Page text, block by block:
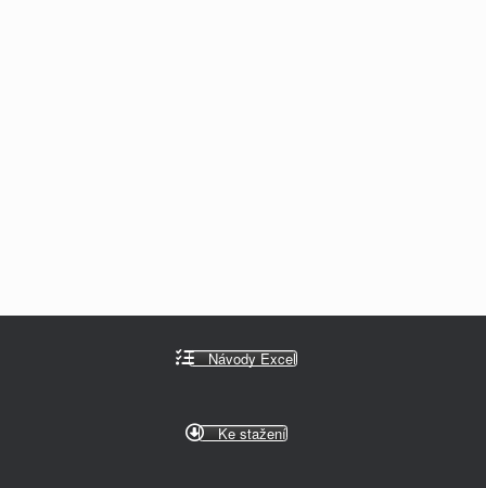
Návody Excel
Ke stažení